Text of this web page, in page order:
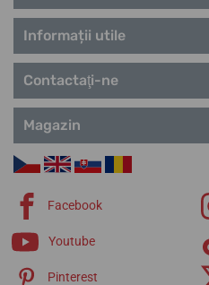
Informații utile
Contactaţi-ne
Magazin
Facebook
Youtube
Pinterest